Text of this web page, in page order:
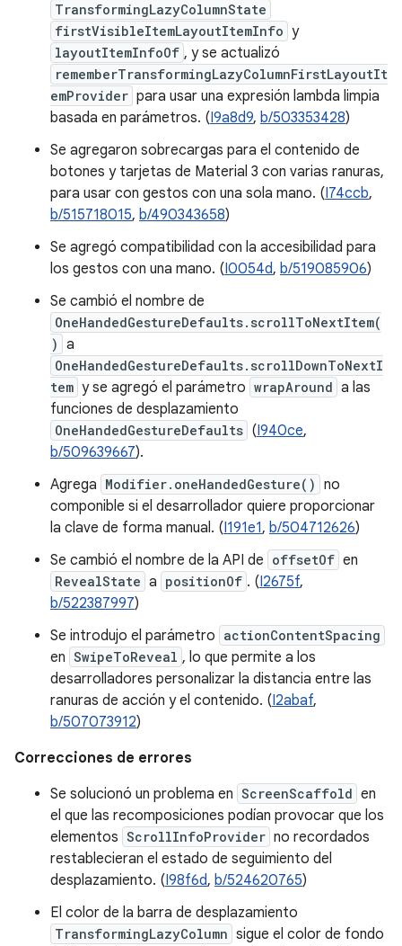
TransformingLazyColumnState
firstVisibleItemLayoutItemInfo y
layoutItemInfoOf , y se actualizó
rememberTransformingLazyColumnFirstLayoutIt
emProvider para usar una expresión lambda limpia
basada en parámetros. (I9a8d9, b/503353428)
Se agregaron sobrecargas para el contenido de
botones y tarjetas de Material 3 con varias ranuras,
para usar con gestos con una sola mano. (I74ccb,
b/515718015, b/490343658)
Se agregó compatibilidad con la accesibilidad para
los gestos con una mano. (I0054d, b/519085906)
Se cambió el nombre de
OneHandedGestureDefaults.scrollToNextItem(
) a
OneHandedGestureDefaults.scrollDownToNextI
tem y se agregó el parámetro wrapAround a las
funciones de desplazamiento
OneHandedGestureDefaults (I940ce,
b/509639667).
Agrega Modifier.oneHandedGesture() no
componible si el desarrollador quiere proporcionar
la clave de forma manual. (I191e1, b/504712626)
Se cambió el nombre de la API de offsetOf en
RevealState a positionOf . (I2675f,
b/522387997)
Se introdujo el parámetro actionContentSpacing
en SwipeToReveal , lo que permite a los
desarrolladores personalizar la distancia entre las
ranuras de acción y el contenido. (I2abaf,
b/507073912)
Correcciones de errores
Se solucionó un problema en ScreenScaffold en
el que las recomposiciones podían provocar que los
elementos ScrollInfoProvider no recordados
restablecieran el estado de seguimiento del
desplazamiento. (I98f6d, b/524620765)
El color de la barra de desplazamiento
TransformingLazyColumn sigue el color de fondo